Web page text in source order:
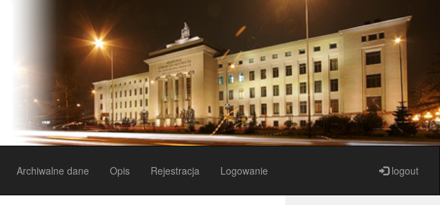
Archiwalne dane Opis Rejestracja Logowanie logout